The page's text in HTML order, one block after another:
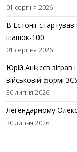
01 серпня 2026
В Естонії
шашок-100
01 серпня 2026
Юрій Анікєєв
військовій формі
30 липня 2026
Легендарному
30 липня 2026